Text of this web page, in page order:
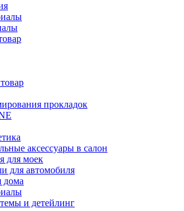
прокладок
аксессуары в салон
для моек
для автомобиля
дома
и детейлинг